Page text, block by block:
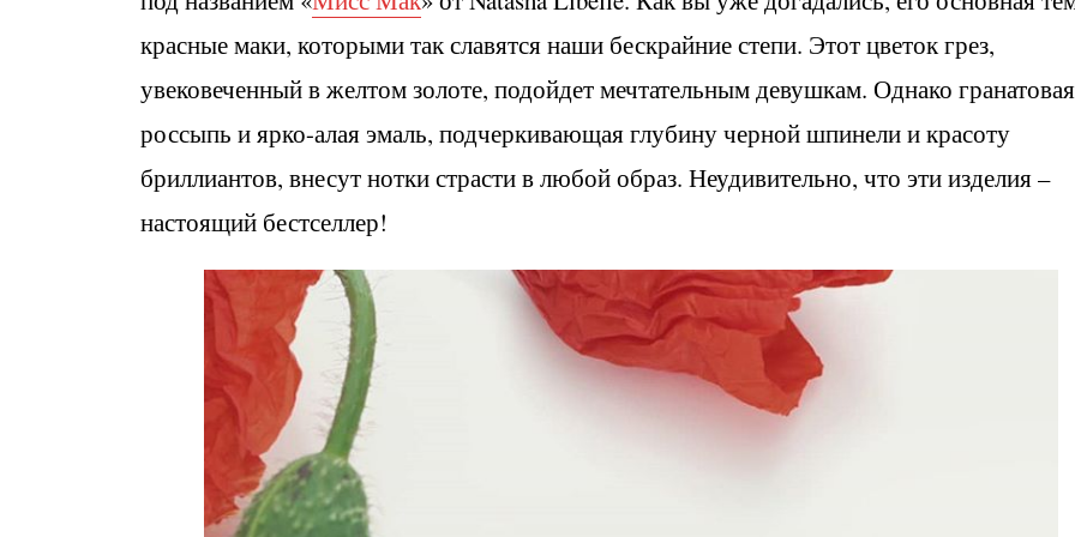
красные маки, которыми так славятся наши бескрайние степи. Этот цветок грез,
увековеченный в желтом золоте, подойдет мечтательным девушкам. Однако гранатовая
россыпь и ярко-алая эмаль, подчеркивающая глубину черной шпинели и красоту
бриллиантов, внесут нотки страсти в любой образ. Неудивительно, что эти изделия –
настоящий бестселлер!